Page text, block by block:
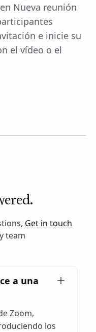
Nueva reunión
e inicie su
el vídeo o el
Get in touch
team
a una
Zoom,
los